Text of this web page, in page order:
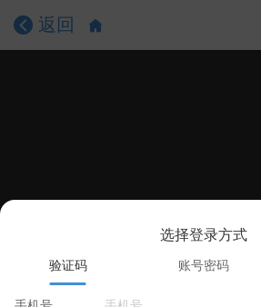
返回
选择登录方式
验证码 账号密码